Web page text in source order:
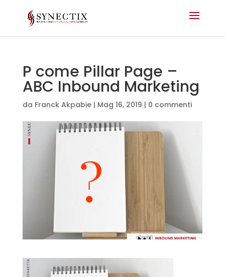
P come Pillar Page –
ABC Inbound Marketing
da Franck Akpabie| Mag 16, 2019 | 0 commenti